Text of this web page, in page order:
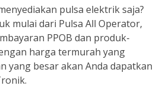
pulsa elektrik saja?
mulai dari Pulsa All Operator,
PPOB dan produk-
harga termurah yang
yang besar akan Anda dapatkan